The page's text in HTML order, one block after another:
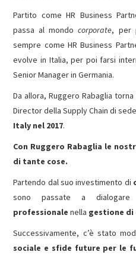
Partito come HR Business
passa al mondocorporate, per
sempre come HR Business
evolve in Italia, per poi farsi
Senior Manager in Germania.
Da allora, Ruggero Rabaglia
Director della Supply Chain di
Italy nel 2017.
Con Ruggero Rabaglia le
di tante cose.
Partendo dal suo investimento di
sono passate a
professionale nella gestione di
Successivamente, c’è stato
sociale e sfide future per le